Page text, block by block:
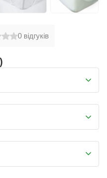
0 відгуків